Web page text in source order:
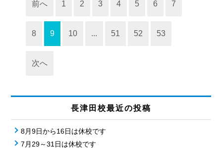
前へ 1 2 3 4 5 6 7
8 9 10 ... 51 52 53
次へ
長津田校最近の投稿
8月9日から16日は休校です
7月29～31日は休校です